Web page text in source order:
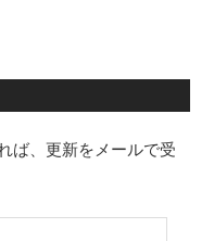
ば、更新をメールで受